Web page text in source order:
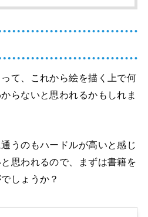
て、これから絵を描く上で何
らないと思われるかもしれま
うのもハードルが高いと感じ
思われるので、まずは書籍を
しょうか？